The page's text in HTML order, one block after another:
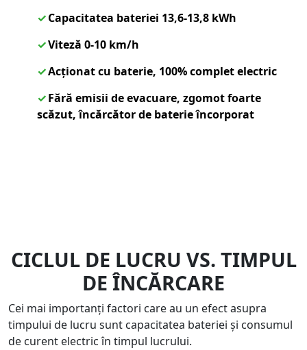
Capacitatea bateriei 13,6-13,8 kWh
Viteză 0-10 km/h
Acționat cu baterie, 100% complet electric
Fără emisii de evacuare, zgomot foarte
scăzut, încărcător de baterie încorporat
CICLUL DE LUCRU VS. TIMPUL
DE ÎNCĂRCARE
Cei mai importanți factori care au un efect asupra
timpului de lucru sunt capacitatea bateriei și consumul
de curent electric în timpul lucrului.